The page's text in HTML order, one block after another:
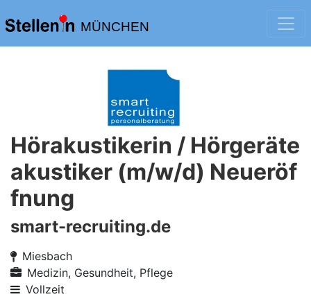
MÜNCHEN
Hörakustikerin / Hörgeräte
akustiker (m/w/d) Neueröf
fnung
smart-recruiting.de
Miesbach
Medizin, Gesundheit, Pflege
Vollzeit